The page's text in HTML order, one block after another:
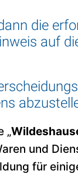
die
auf
„
und
für